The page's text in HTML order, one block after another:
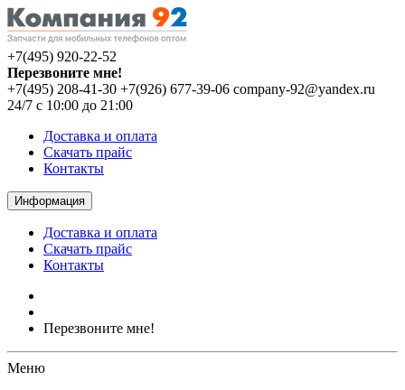
+7(495) 920-22-52
Перезвоните мне!
+7(495) 208-41-30 +7(926) 677-39-06 company-92@yandex.ru
24/7 с 10:00 до 21:00
Доставка и оплата
Скачать прайс
Контакты
Информация
Доставка и оплата
Скачать прайс
Контакты
Перезвоните мне!
Меню